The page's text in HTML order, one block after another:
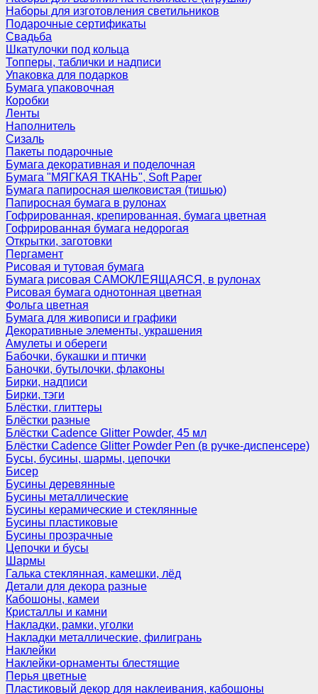
Наборы для изготовления светильников
Подарочные сертификаты
Свадьба
Шкатулочки под кольца
Топперы, таблички и надписи
Упаковка для подарков
Бумага упаковочная
Коробки
Ленты
Наполнитель
Сизаль
Пакеты подарочные
Бумага декоративная и поделочная
Бумага "МЯГКАЯ ТКАНЬ", Soft Paper
Бумага папиросная шелковистая (тишью)
Папиросная бумага в рулонах
Гофрированная, крепированная, бумага цветная
Гофрированная бумага недорогая
Открытки, заготовки
Пергамент
Рисовая и тутовая бумага
Бумага рисовая САМОКЛЕЯЩАЯСЯ, в рулонах
Рисовая бумага однотонная цветная
Фольга цветная
Бумага для живописи и графики
Декоративные элементы, украшения
Амулеты и обереги
Бабочки, букашки и птички
Баночки, бутылочки, флаконы
Бирки, надписи
Бирки, тэги
Блёстки, глиттеры
Блёстки разные
Блёстки Cadence Glitter Powder, 45 мл
Блёстки Cadence Glitter Powder Pen (в ручке-диспенсере)
Бусы, бусины, шармы, цепочки
Бисер
Бусины деревянные
Бусины металлические
Бусины керамические и стеклянные
Бусины пластиковые
Бусины прозрачные
Цепочки и бусы
Шармы
Галька стеклянная, камешки, лёд
Детали для декора разные
Кабошоны, камеи
Кристаллы и камни
Накладки, рамки, уголки
Накладки металлические, филигрань
Наклейки
Наклейки-орнаменты блестящие
Перья цветные
Пластиковый декор для наклеивания, кабошоны